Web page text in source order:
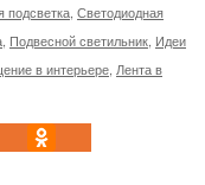
подсветка Светодиодная
Подвесной светильник Идеи
в интерьере Лента в